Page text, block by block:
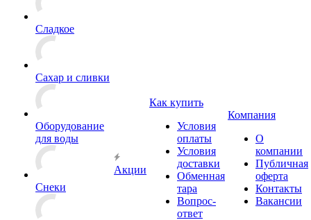
Сладкое
Сахар и сливки
Оборудование
для воды
Снеки
Акции
Как купить
Условия
оплаты
Условия
доставки
Обменная
тара
Вопрос-
ответ
Компания
О
компании
Публичная
оферта
Контакты
Вакансии